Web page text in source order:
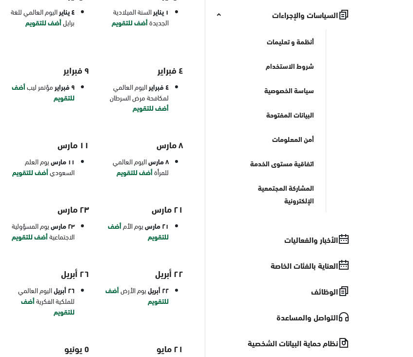
السياسات والإجراءات
أنظمة و تعليمات
شروط الاستخدام
سياسة الخصوصية
البيانات المفتوحة
أمن المعلومات
اتفاقية مستوى الخدمة
المشاركة المجتمعية
الإلكترونية
الأخبار والفعاليات
العناية بالفئات الخاصة
الوظائف
التواصل والمساعدة
نظام حماية البيانات الشخصية
١ يناير
السنة الميلادية
الجديدةأضف للتقويم
٤ يناير
اليوم العالمي للغة
برايلأضف للتقويم
٤ فبراير
٤ فبراير
اليوم العالمي
لمكافحة مرض السرطان
أضف للتقويم
٩ فبراير
٩ فبراير مؤتمر ليبأضف
للتقويم
٨ مارس
٨ مارس
اليوم العالمي
للمرأةأضف للتقويم
١١ مارس
١١ مارس
يوم العلم
السعوديأضف للتقويم
٢١ مارس
٢١ مارس يوم الأمأضف
للتقويم
٢٣ مارس
٢٣ مارس
يوم المسؤولية
الاجتماعيةأضف للتقويم
٢٢ أبريل
٢٢ أبريل يوم الأرضأضف
للتقويم
٢٦ أبريل
٢٦ أبريل
اليوم العالمي
للملكية الفكريةأضف
للتقويم
٢١ مايو ٥ يونيو